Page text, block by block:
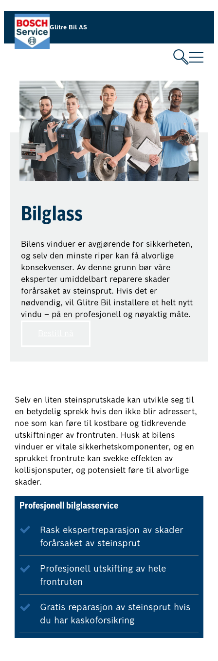
Glitre Bil AS
Bilglass
Bilens vinduer er avgjørende for sikkerheten,
og selv den minste riper kan få alvorlige
konsekvenser. Av denne grunn bør våre
eksperter umiddelbart reparere skader
forårsaket av steinsprut. Hvis det er
nødvendig, vil Glitre Bil installere et helt nytt
vindu – på en profesjonell og nøyaktig måte.
Selv en liten steinsprutskade kan utvikle seg til
en betydelig sprekk hvis den ikke blir adressert,
noe som kan føre til kostbare og tidkrevende
utskiftninger av frontruten. Husk at bilens
vinduer er vitale sikkerhetskomponenter, og en
sprukket frontrute kan svekke effekten av
kollisjonsputer, og potensielt føre til alvorlige
skader.
Profesjonell bilglasservice
Rask ekspertreparasjon av skader
forårsaket av steinsprut
Profesjonell utskifting av hele
frontruten
Gratis reparasjon av steinsprut hvis
du har kaskoforsikring